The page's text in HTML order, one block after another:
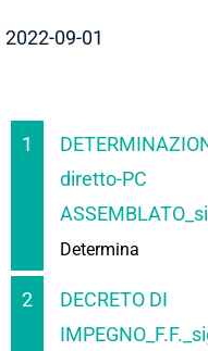
2022-09-01
1
diretto-PC
Determina
2
DECRETO DI